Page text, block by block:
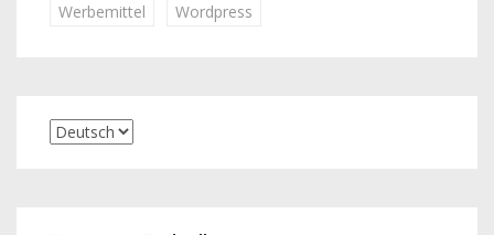
Werbemittel
Wordpress